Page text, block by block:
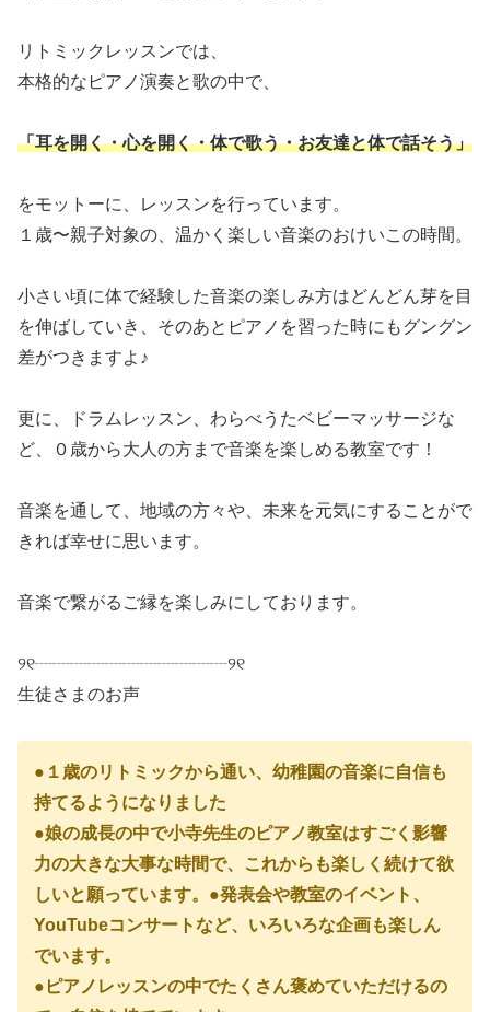
リトミックレッスンでは、
本格的なピアノ演奏と歌の中で、
「耳を開く・心を開く・体で歌う・お友達と体で話そう」
をモットーに、レッスンを行っています。
１歳〜親子対象の、温かく楽しい音楽のおけいこの時間。
小さい頃に体で経験した音楽の楽しみ方はどんどん芽を目
を伸ばしていき、そのあとピアノを習った時にもグングン
差がつきますよ♪
更に、ドラムレッスン、わらべうたベビーマッサージな
ど、０歳から大人の方まで音楽を楽しめる教室です！
音楽を通して、地域の方々や、未来を元気にすることがで
きれば幸せに思います。
音楽で繋がるご縁を楽しみにしております。
୨୧┈┈┈┈┈┈┈┈┈┈┈୨୧
生徒さまのお声
●１歳のリトミックから通い、幼稚園の音楽に自信も
持てるようになりました
●娘の成長の中で小寺先生のピアノ教室はすごく影響
力の大きな大事な時間で、これからも楽しく続けて欲
しいと願っています。 ●発表会や教室のイベント、
YouTubeコンサートなど、いろいろな企画も楽しん
でいます。
●ピアノレッスンの中でたくさん褒めていただけるの